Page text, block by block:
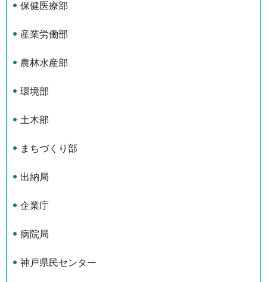
保健医療部
産業労働部
農林水産部
環境部
土木部
まちづくり部
出納局
企業庁
病院局
神戸県民センター